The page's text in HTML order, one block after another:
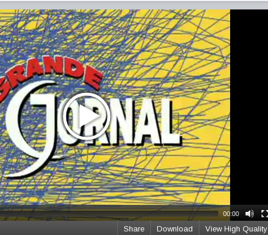
00:00
View High Quality
Download
Share